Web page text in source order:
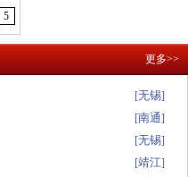
5
更多>>
[无锡]
[南通]
[无锡]
[靖江]